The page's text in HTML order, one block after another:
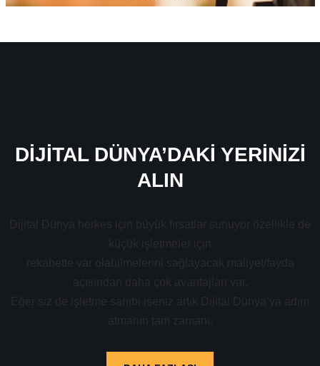
DİJİTAL DÜNYA’DAKİ YERİNİZİ
ALIN
Dijital Dünya herkes için büyük fırsatlar sunuyor özellikle de
küçük işletmeler için
rekabette var olabilmelerini sağlayacak maliyet/fayda
Eğer siz de işletme sahibi iseniz artık Dijital Dünya’ya adım